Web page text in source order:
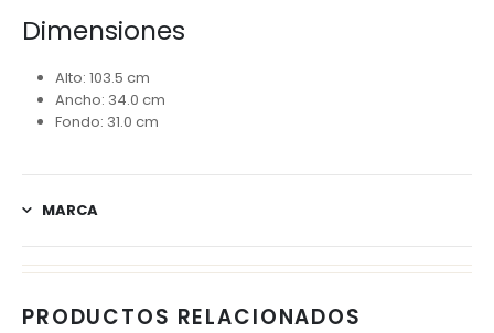
Dimensiones
Alto: 103.5 cm
Ancho: 34.0 cm
Fondo: 31.0 cm
MARCA
PRODUCTOS RELACIONADOS